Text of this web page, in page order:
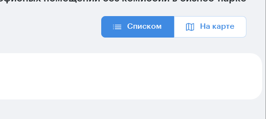
Списком На карте